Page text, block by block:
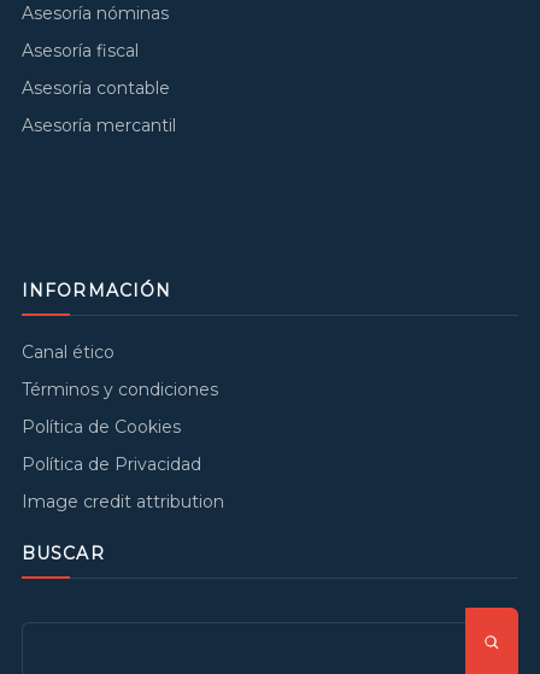
Asesoría nóminas
Asesoría fiscal
Asesoría contable
Asesoría mercantil
INFORMACIÓN
Canal ético
Términos y condiciones
Política de Cookies
Política de Privacidad
Image credit attribution
BUSCAR